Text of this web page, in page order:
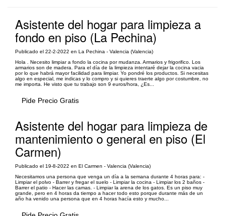
Asistente del hogar para limpieza a
fondo en piso (La Pechina)
Publicado el 22-2-2022 en La Pechina - Valencia (Valencia)
Hola . Necesito limpiar a fondo la cocina por mudanza. Armarios y frigorifico. Los
armarios son de madera. Para el día de la limpieza intentaré dejar la cocina vacia
por lo que habrá mayor facilidad para limpiar. Yo pondré los productos. Si necesitas
algo en especial, me indicas y lo compro y si quieres traerte algo por costumbre, no
me importa. He visto que tu trabajo son 9 euros/hora, ¿Es...
Pide Precio Gratis
Asistente del hogar para limpieza de
mantenimiento o general en piso (El
Carmen)
Publicado el 19-8-2022 en El Carmen - Valencia (Valencia)
Necesitamos una persona que venga un día a la semana durante 4 horas para: -
Limpiar el polvo - Barrer y fregar el suelo - Limpiar la cocina - Limpiar los 2 baños -
Barrer el patio - Hacer las camas. - Limpiar la arena de los gatos. Es un piso muy
grande, pero en 4 horas da tiempo a hacer todo esto porque durante más de un
año ha venido una persona que en 4 horas hacía esto y mucho...